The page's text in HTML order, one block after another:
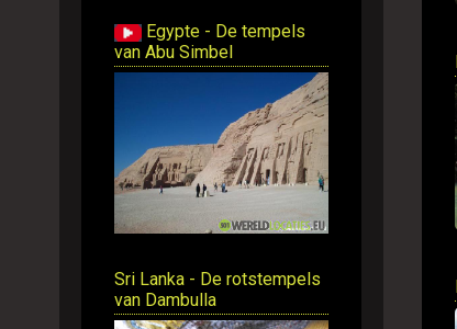
Egypte - De tempels
van Abu Simbel
Sri Lanka - De rotstempels
van Dambulla